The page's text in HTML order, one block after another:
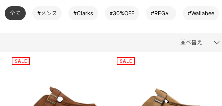
全て #メンズ #Clarks #30%OFF #REGAL #Wallabee
並べ替え